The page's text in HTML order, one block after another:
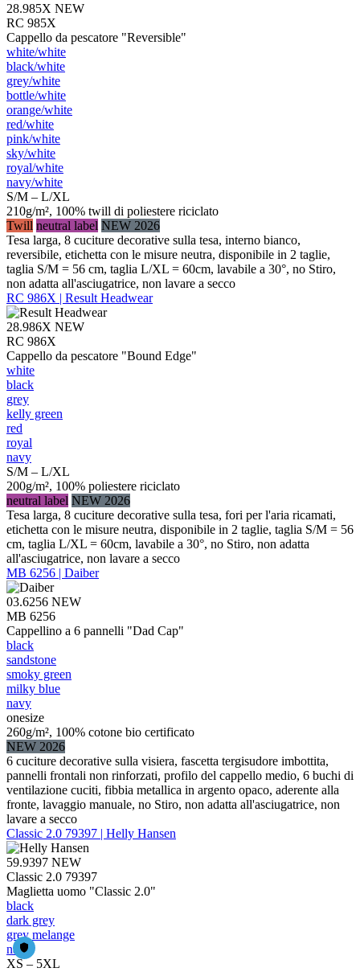
28.985X NEW
RC 985X
Cappello da pescatore "Reversible"
white/​white
black/​white
grey/​white
bottle/​white
orange/​white
red/​white
pink/​white
sky/​white
royal/​white
navy/​white
S/M – L/XL
210g/m², 100% twill di poliestere riciclato
Twill neutral label NEW 2026
Tesa larga, 8 cuciture decorative sulla tesa, interno bianco,
reversibile, etichetta con le misure neutra, disponibile in 2 taglie,
taglia S/M = 56 cm, taglia L/XL = 60cm, lavabile a 30°, no Stiro,
non adatta all'asciugatrice, non lavare a secco
RC 986X | Result Headwear
28.986X NEW
RC 986X
Cappello da pescatore "Bound Edge"
white
black
grey
kelly green
red
royal
navy
S/M – L/XL
200g/m², 100% poliestere riciclato
neutral label NEW 2026
Tesa larga, 8 cuciture decorative sulla tesa, fori per l'aria ricamati,
etichetta con le misure neutra, disponibile in 2 taglie, taglia S/M = 56
cm, taglia L/XL = 60cm, lavabile a 30°, no Stiro, non adatta
all'asciugatrice, non lavare a secco
MB 6256 | Daiber
03.6256 NEW
MB 6256
Cappellino a 6 pannelli "Dad Cap"
black
sandstone
smoky green
milky blue
navy
onesize
260g/m², 100% cotone bio certificato
NEW 2026
6 cuciture decorative sulla visiera, fascetta tergisudore imbottita,
pannelli frontali non rinforzati, profilo del cappello medio, 6 buchi di
ventilazione cuciti, fibbia metallica in argento opaco, aderente alla
fronte, lavaggio manuale, no Stiro, non adatta all'asciugatrice, non
lavare a secco
Classic 2.0 79397 | Helly Hansen
59.9397 NEW
Classic 2.0 79397
Maglietta uomo "Classic 2.0"
black
dark grey
grey melange
navy
XS – 5XL